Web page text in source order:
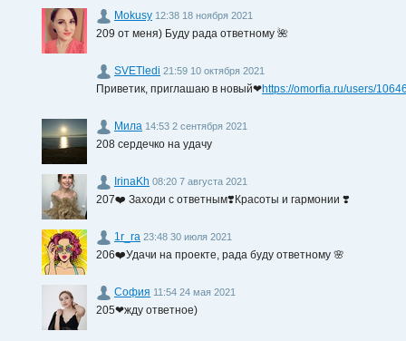
Mokusy 12:38 18 ноября 2021
209 от меня) Буду рада ответному 🌺
SVETledi 21:59 10 октября 2021
Приветик, приглашаю в новый❤https://omorfia.ru/users/
Мила 14:53 2 сентября 2021
208 сердечко на удачу
IrinaKh 08:20 7 августа 2021
207❤️ Заходи с ответным❣️Красоты и гармонии ❣️
1r_ra 23:48 30 июля 2021
206❤️Удачи на проекте, рада буду ответному 🌸
София 11:54 24 мая 2021
205❤жду ответное)